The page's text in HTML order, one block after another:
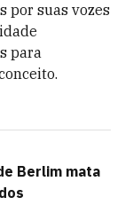
por suas vozes
para
Berlim mata